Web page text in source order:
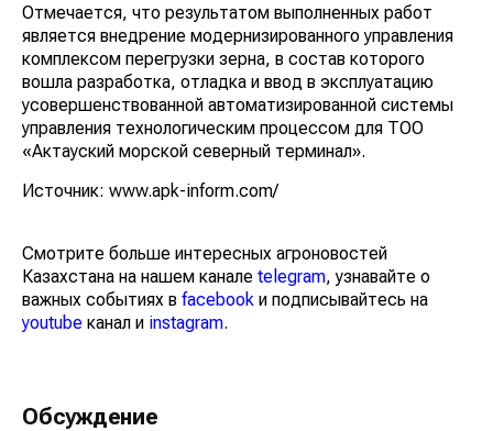
Отмечается, что результатом выполненных работ
является внедрение модернизированного управления
комплексом перегрузки зерна, в состав которого
вошла разработка, отладка и ввод в эксплуатацию
усовершенствованной автоматизированной системы
управления технологическим процессом для ТОО
«Актауский морской северный терминал».
Источник: www.apk-inform.com/
Смотрите больше интересных агроновостей
Казахстана на нашем канале telegram, узнавайте о
важных событиях в facebook и подписывайтесь на
youtube канал и instagram.
Обсуждение